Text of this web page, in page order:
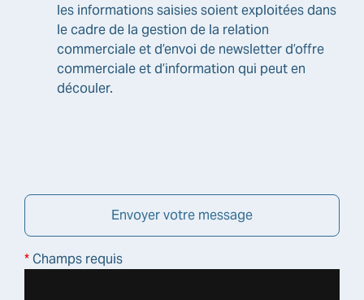
les informations saisies soient exploitées dans
le cadre de la gestion de la relation
commerciale et d’envoi de newsletter d’offre
commerciale et d’information qui peut en
découler.
*Champs requis